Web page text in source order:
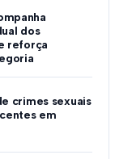
dos
reforça
crimes sexuais
em